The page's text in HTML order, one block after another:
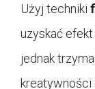
Użyj techniki
uzyskać
jednak
kreatywności